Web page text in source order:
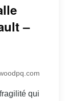
–
qui